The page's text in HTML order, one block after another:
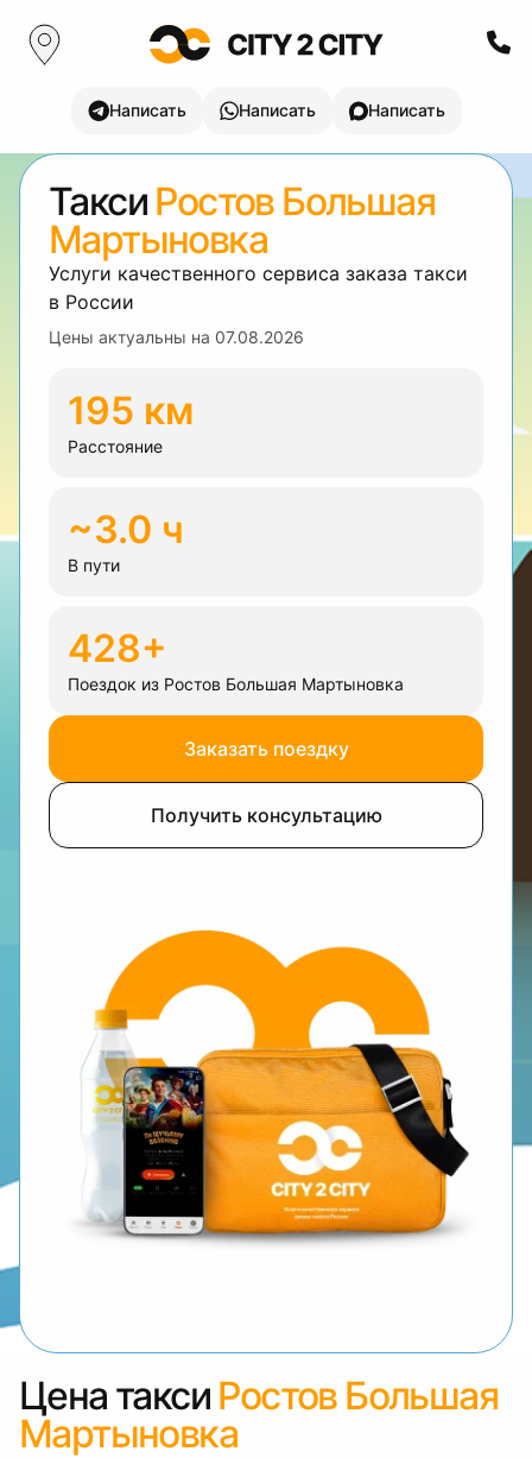
Написать Написать Написать
Такси Ростов Большая
Мартыновка
Услуги качественного сервиса заказа такси
в России
Цены актуальны на 07.08.2026
195 км
Расстояние
~3.0 ч
В пути
428+
Поездок из Ростов Большая Мартыновка
Заказать поездку
Получить консультацию
Цена такси Ростов Большая
Мартыновка